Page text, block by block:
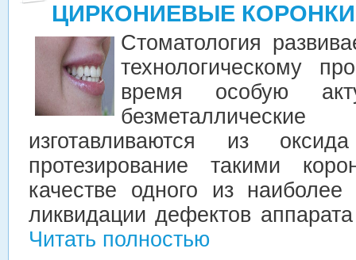
ЦИРКОНИЕВЫЕ
Стоматология
технологическому
время особую
изготавливаются из
протезирование такими
качестве одного из
ликвидации дефектов
Читать полностью